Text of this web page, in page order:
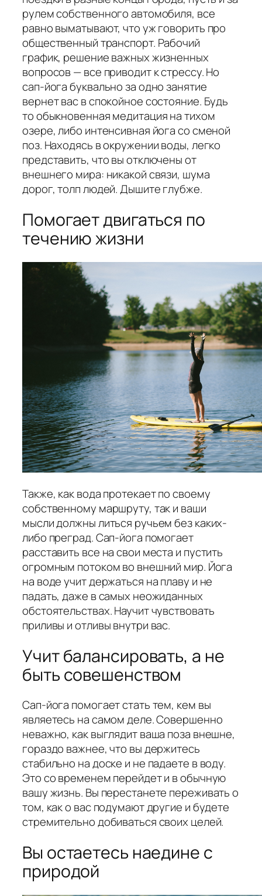
рулем собственного автомобиля, все
равно выматывают, что уж говорить про
общественный транспорт. Рабочий
график, решение важных жизненных
вопросов — все приводит к стрессу. Но
сап-йога буквально за одно занятие
вернет вас в спокойное состояние. Будь
то обыкновенная медитация на тихом
озере, либо интенсивная йога со сменой
поз. Находясь в окружении воды, легко
представить, что вы отключены от
внешнего мира: никакой связи, шума
дорог, толп людей. Дышите глубже.
Помогает двигаться по
течению жизни
Также, как вода протекает по своему
собственному маршруту, так и ваши
мысли должны литься ручьем без каких-
либо преград. Сап-йога помогает
расставить все на свои места и пустить
огромным потоком во внешний мир. Йога
на воде учит держаться на плаву и не
падать, даже в самых неожиданных
обстоятельствах. Научит чувствовать
приливы и отливы внутри вас.
Учит балансировать, а не
быть совешенством
Сап-йога помогает стать тем, кем вы
являетесь на самом деле. Совершенно
неважно, как выглядит ваша поза внешне,
гораздо важнее, что вы держитесь
стабильно на доске и не падаете в воду.
Это со временем перейдет и в обычную
вашу жизнь. Вы перестанете переживать о
том, как о вас подумают другие и будете
стремительно добиваться своих целей.
Вы остаетесь наедине с
природой